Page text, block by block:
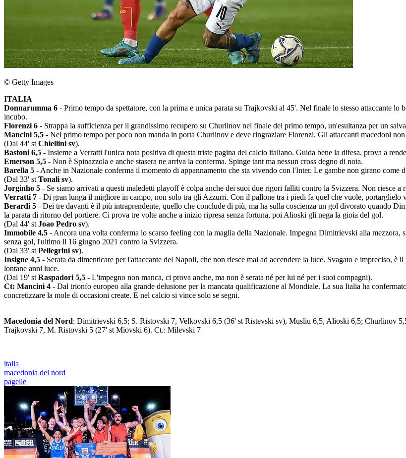
© Getty Images
ITALIA
Donnarumma 6 - Primo tempo da spettatore, con la prima e unica parata su Trajkovski al 45'. Nel finale lo stesso attaccante
incubo.
Florenzi 6 - Strappa la sufficienza per il grandissimo recupero su Churlinov nel finale del primo tempo, un'esultanza per un
Mancini 5,5 - Nel primo tempo per poco non manda in porta Churlinov e deve ringraziare Florenzi. Gli attaccanti macedoni
(Dal 44' st Chiellini sv).
Bastoni 6,5 - Insieme a Verratti l'unica nota positiva di questa triste pagina del calcio italiano. Guida bene la difesa, prova a
Emerson 5,5 - Non è Spinazzola e anche stasera ne arriva la conferma. Spinge tant ma nessun cross degno di nota.
Barella 5 - Anche in Nazionale conferma il momento di appannamento che sta vivendo con l'Inter. Le gambe non girano
(Dal 33' st Tonali sv).
Jorginho 5 - Se siamo arrivati a questi maledetti playoff è colpa anche dei suoi due rigori falliti contro la Svizzera. Non riesce
Verratti 7 - Di gran lunga il migliore in campo, non solo tra gli Azzurri. Con il pallone tra i piedi fa quel che vuole, portarglielo
Berardi 5 - Dei tre davanti è il più intraprendente, quello che conclude di più, ma ha sulla coscienza un gol divorato quando
la parata di ritorno del portiere. Ci prova tre volte anche a inizio ripresa senza fortuna, poi Alioski gli nega la gioia del gol.
(Dal 44' st Joao Pedro sv).
Immobile 4,5 - Ancora una volta conferma lo scarso feeling con la maglia della Nazionale. Impegna Dimitrievski alla
senza gol, l'ultimo il 16 giugno 2021 contro la Svizzera.
(Dal 33' st Pellegrini sv).
Insigne 4,5 - Serata da dimenticare per l'attaccante del Napoli, che non riesce mai ad accendere la luce. Svagato e impreciso,
lontane anni luce.
(Dal 19' st Raspadori 5,5 - L'impegno non manca, ci prova anche, ma non è serata né per lui né per i suoi compagni).
Ct: Mancini 4 - Dal trionfo europeo alla grande delusione per la mancata qualificazione al Mondiale. La sua Italia ha
concretizzare la mole di occasioni create. E nel calcio si vince solo se segni.
Macedonia del Nord: Dimitrievski 6,5; S. Ristovski 7, Velkovski 6,5 (36' st Ristevski sv), Musliu 6,5, Alioski 6,5; Churlinov
Trajkovski 7, M. Ristovski 5 (27' st Miovski 6). Ct.: Milevski 7
italia
macedonia del nord
pagelle